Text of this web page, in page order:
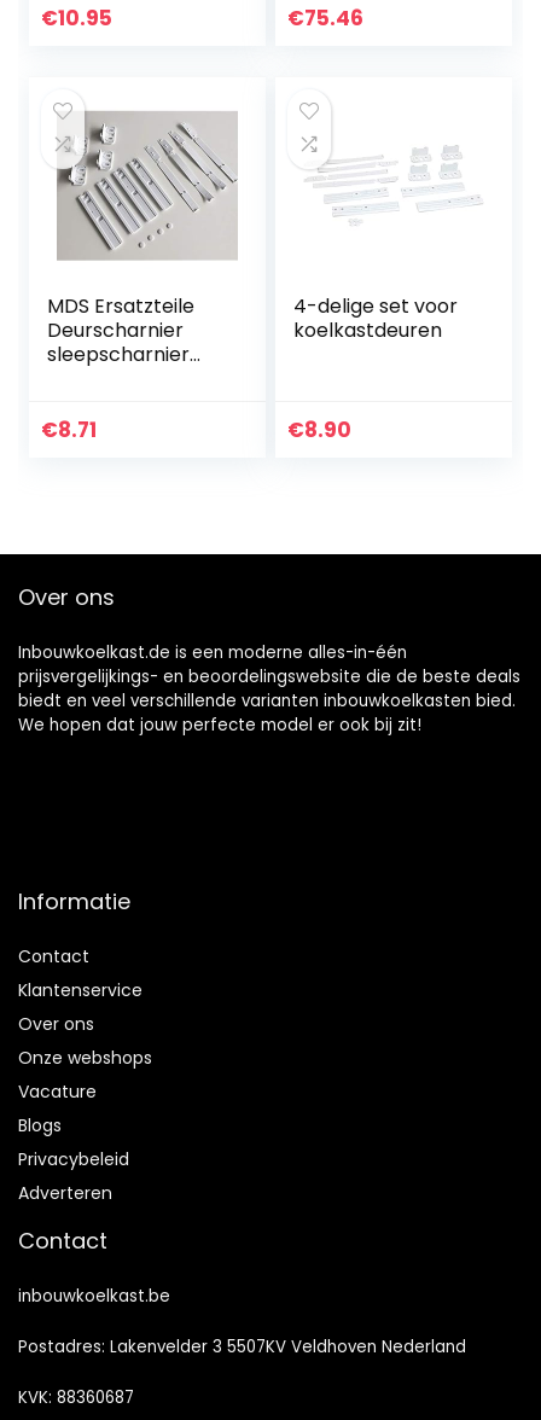
vervangt origineel
223034904, ook
geschikt voor
Küppersbusch
430922, Juno,
Zanker, Zanussi
€10.95
vriezer 2 stuks
€75.46
MDS Ersatzteile
Deurscharnier
sleepscharnier
Bauknecht
€8.71
4-delige set voor
koelkastdeuren
€8.90
Over ons
Inbouwkoelkast.de is een moderne alles-in-één
prijsvergelijkings- en beoordelingswebsite die de beste deals
biedt en veel verschillende varianten inbouwkoelkasten bied.
We hopen dat jouw perfecte model er ook bij zit!
Informatie
Contact
Klantenservice
Over ons
Onze webshops
Vacature
Blogs
Privacybeleid
Adverteren
Contact
inbouwkoelkast.be
Postadres: Lakenvelder 3 5507KV Veldhoven Nederland
KVK: 88360687